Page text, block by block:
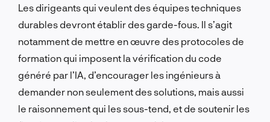
Les dirigeants qui veulent des équipes techniques
durables devront établir des garde-fous. Il s’agit
notamment de mettre en œuvre des protocoles de
formation qui imposent la vérification du code
généré par l’IA, d’encourager les ingénieurs à
demander non seulement des solutions, mais aussi
le raisonnement qui les sous-tend, et de soutenir les